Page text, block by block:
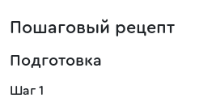
Пошаговый рецепт
Подготовка
Шаг 1